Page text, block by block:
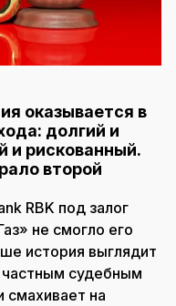
оказывается в
долгий и
и рискованный.
второй
RBK под залог
не смогло его
история выглядит
частным судебным
смахивает на